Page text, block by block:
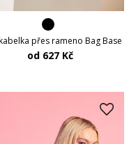
přes rameno Bag Base
od 627 Kč